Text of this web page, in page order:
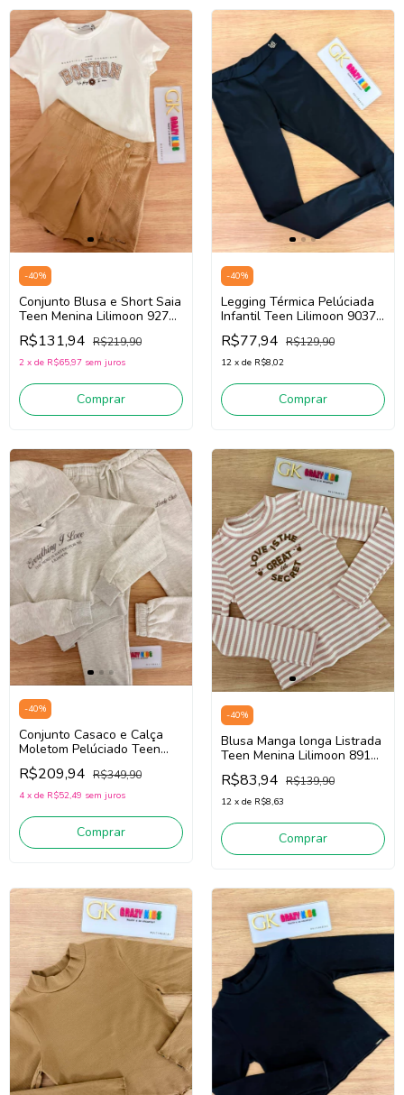
-40%
Conjunto Blusa e Short Saia
Teen Menina Lilimoon 92746
(Off White/Bege)
R$131,94 R$219,90
2 x de R$65,97 sem juros
Comprar
-40%
Legging Térmica Pelúciada
Infantil Teen Lilimoon 90379
(Preto)
R$77,94 R$129,90
12 x de R$8,02
Comprar
-40%
Conjunto Casaco e Calça
Moletom Pelúciado Teen
Menina Lilimoon 91715
(Bege Claro)
R$209,94 R$349,90
4 x de R$52,49 sem juros
Comprar
-40%
Blusa Manga longa Listrada
Teen Menina Lilimoon 89196
(Bege/Off White)
R$83,94 R$139,90
12 x de R$8,63
Comprar